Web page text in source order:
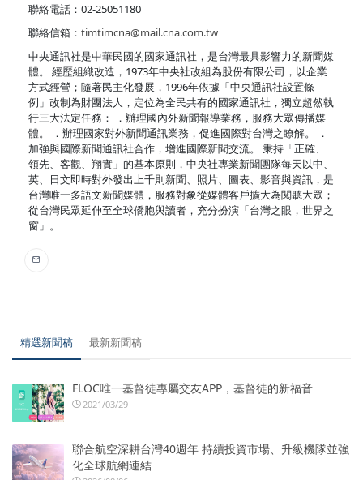
聯絡電話：02-25051180
聯絡信箱： timtimcna@mail.cna.com.tw
中央通訊社是中華民國的國家通訊社，是台灣最具影響力的新聞媒
體。 經歷組織改造，1973年中央社改組為股份有限公司，以企業
方式經營；隨著民主化發展，1996年依據「中央通訊社設置條
例」改制為財團法人，定位為全民共有的國家通訊社，獨立超然執
行三大法定任務： ．辦理國內外新聞報導業務，服務大眾傳播媒
體。 ．辦理國家對外新聞通訊業務，促進國際對台灣之瞭解。 ．
加強與國際新聞通訊社合作，增進國際新聞交流。 秉持「正確、
領先、客觀、翔實」的基本原則，中央社專業新聞團隊每天以中、
英、日文即時對外發出上千則新聞、照片、圖表、影音與資訊，是
台灣唯一多語文新聞媒體，服務對象從媒體客戶擴大為閱聽大眾；
從台灣民眾延伸至全球僑胞與讀者，充分扮演「台灣之眼，世界之
窗」。
精選新聞稿 最新新聞稿
FLOC唯一基督徒專屬交友APP，基督徒的新福音
2021/03/29
聯合航空深耕台灣40週年 持續投資市場、升級機隊並強
化全球航網連結